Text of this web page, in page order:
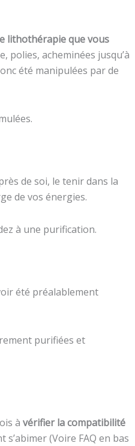
lithothérapie que vous
polies, acheminées jusqu’à
été manipulées par de
de soi, le tenir dans la
de vos énergies.
à une purification.
été préalablement
purifiées et
à vérifier la compatibilité
(Voire FAQ en bas